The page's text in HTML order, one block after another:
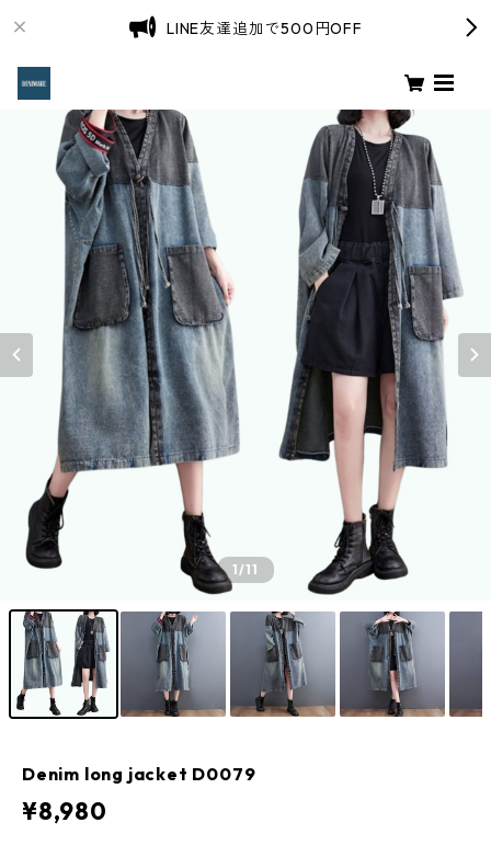
LINE友達追加で500円OFF
1/11
Denim long jacket D0079
¥8,980